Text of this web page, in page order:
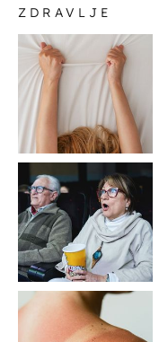
ZDRAVLJE